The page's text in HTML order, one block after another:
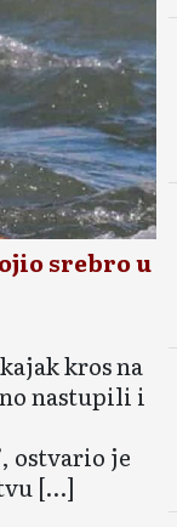
srebro u
kros na
nastupili i
ostvario je
[…]